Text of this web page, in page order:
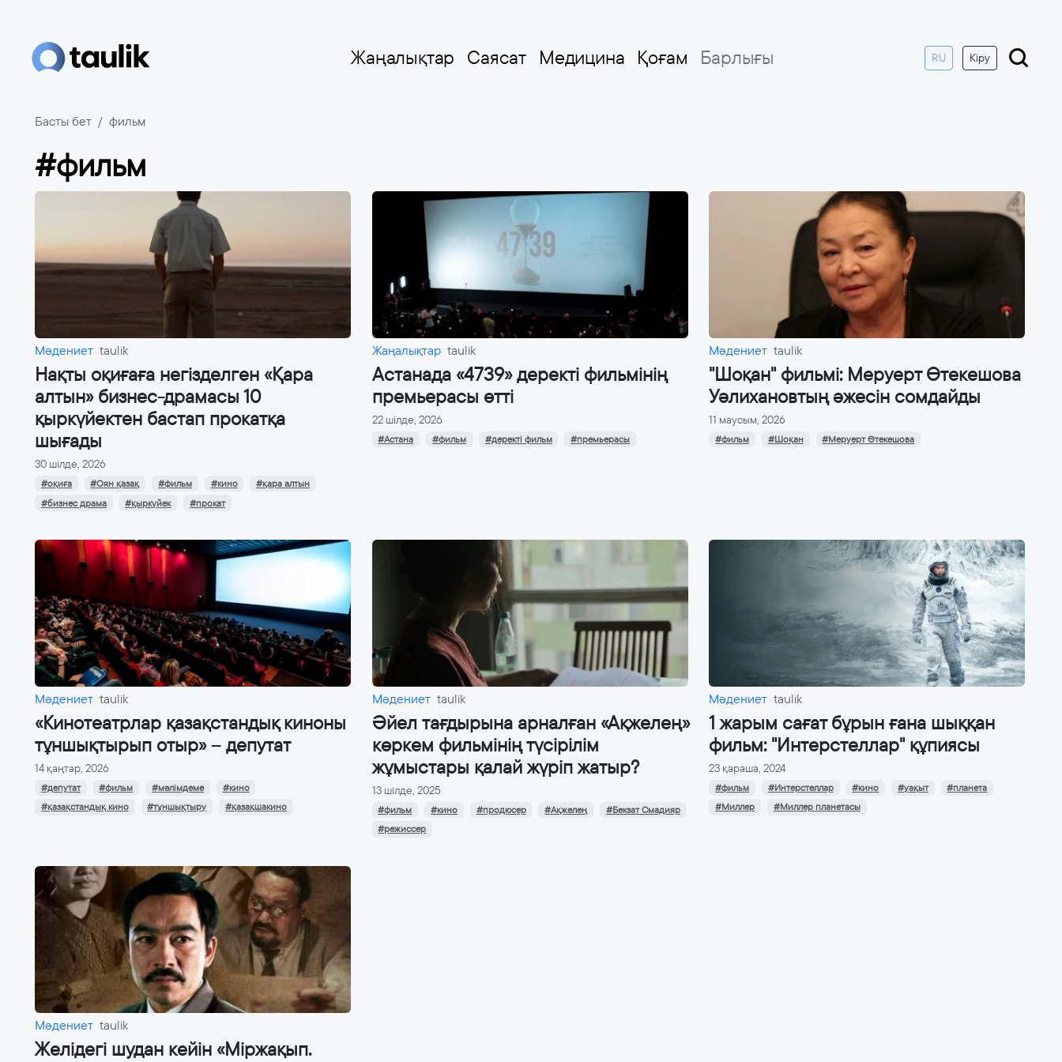
Жаңалықтар Саясат Медицина Қоғам Барлығы RU Кіру
Басты бет фильм
#фильм
Мәдениет taulik
Нақты оқиғаға негізделген «Қара
алтын» бизнес-драмасы 10
қыркүйектен бастап прокатқа
шығады
30 шілде, 2026
#оқиға #Оян қазақ #фильм #кино
#қара алтын
#бизнес драма
#қыркүйек #прокат
Жаңалықтар taulik
Астанада «4739» деректі фильмінің
премьерасы өтті
22 шілде, 2026
#Астана #фильм #деректі фильм #премьерасы
Мәдениет taulik
"Шоқан" фильмі: Меруерт Өтекешова
Уәлихановтың әжесін сомдайды
11 маусым, 2026
#фильм #Шоқан #Меруерт Өтекешова
Мәдениет taulik
«Кинотеатрлар қазақстандық киноны
тұншықтырып отыр» – депутат
14 қаңтар, 2026
#депутат #фильм #мәлімдеме
#кино
#қазақстандық кино
#тұншықтыру #қазақшакино
Мәдениет taulik
Әйел тағдырына арналған «Ақжелең»
көркем фильмінің түсірілім
жұмыстары қалай жүріп жатыр?
13 шілде, 2025
#фильм #кино #продюсер #Ақжелең
#Бекзат Смадияр
#режиссер
Мәдениет taulik
1 жарым сағат бұрын ғана шыққан
фильм: "Интерстеллар" құпиясы
23 қараша, 2024
#фильм #Интерстеллар #кино #уақыт
#планета
#Миллер
#Миллер планетасы
Мәдениет taulik
Желідегі шудан кейін «Міржақып.